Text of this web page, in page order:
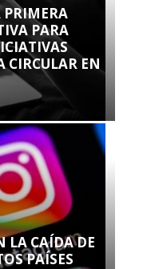
PRIMERA
PARA
CIRCULAR EN
LA CAÍDA DE
PAÍSES